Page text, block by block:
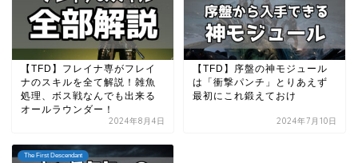
【TFD】フレイナ専がフレイ
ナのスキルを全て解説！雑魚
処理、ボス戦なんでも出来る
オールラウンダー！
2024年8月4日
【TFD】序盤の神モジュール
は「衝撃パンチ」とりあえず
最初にこれ鍛えておけ
2024年7月10日
The First Descendant